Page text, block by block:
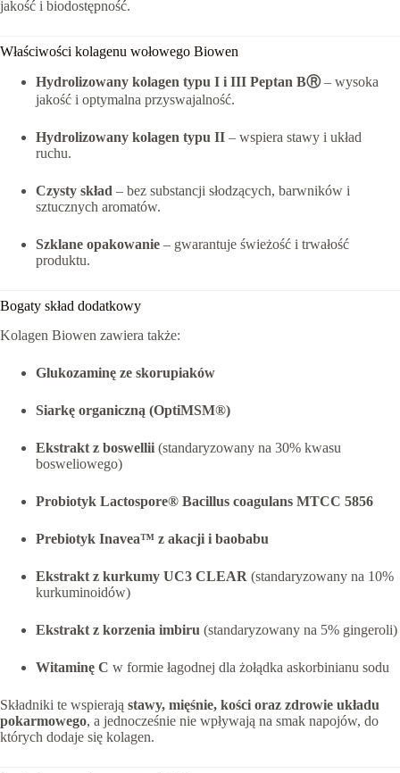
jakość i biodostępność.
Właściwości kolagenu wołowego Biowen
Hydrolizowany kolagen typu I i III Peptan BⓇ– wysoka
jakość i optymalna przyswajalność.
Hydrolizowany kolagen typu II – wspiera stawy i układ
ruchu.
Czysty skład – bez substancji słodzących, barwników i
sztucznych aromatów.
Szklane opakowanie – gwarantuje świeżość i trwałość
produktu.
Bogaty skład dodatkowy
Kolagen Biowen zawiera także:
Glukozaminę ze skorupiaków
Siarkę organiczną (OptiMSM®)
Ekstrakt z boswellii (standaryzowany na 30% kwasu
bosweliowego)
Probiotyk Lactospore® Bacillus coagulans MTCC 5856
Prebiotyk Inavea™ z akacji i baobabu
Ekstrakt z kurkumy UC3 CLEAR (standaryzowany na 10%
kurkuminoidów)
Ekstrakt z korzenia imbiru (standaryzowany na 5% gingeroli)
Witaminę C w formie łagodnej dla żołądka askorbinianu sodu
Składniki te wspierają stawy, mięśnie, kości oraz zdrowie układu
pokarmowego, a jednocześnie nie wpływają na smak napojów, do
których dodaje się kolagen.